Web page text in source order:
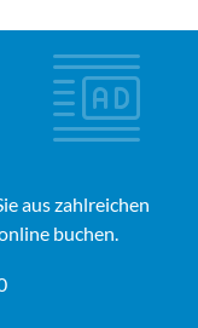
aus zahlreichen
buchen.